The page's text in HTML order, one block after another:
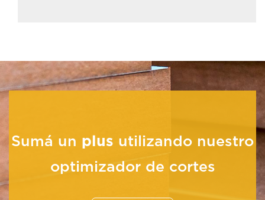
Sumá un plus utilizando nuestro
optimizador de cortes